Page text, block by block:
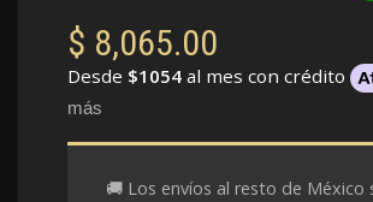
$ 8,065.00
Desde $1054 al mes con crédito
más
🚚 Los envíos al resto de México